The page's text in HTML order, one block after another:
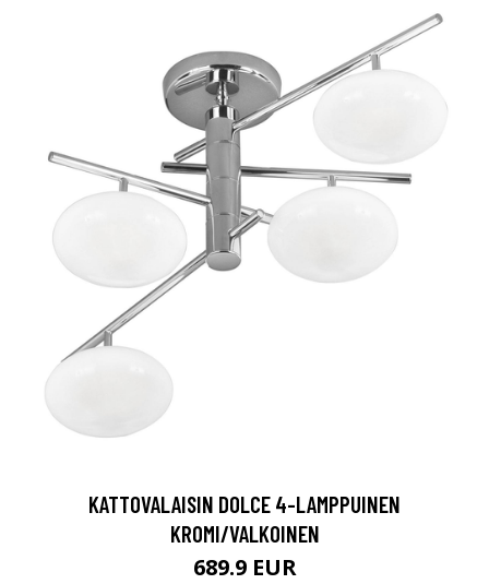
KATTOVALAISIN DOLCE 4-LAMPPUINEN
KROMI/VALKOINEN
689.9 EUR